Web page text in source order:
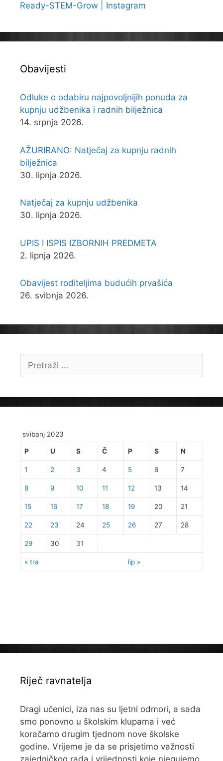
Ready-STEM-Grow | Instagram
Obavijesti
Odluke o odabiru najpovoljnijih ponuda za
kupnju udžbenika i radnih bilježnica
14. srpnja 2026.
AŽURIRANO: Natječaj za kupnju radnih
bilježnica
30. lipnja 2026.
Natječaj za kupnju udžbenika
30. lipnja 2026.
UPIS I ISPIS IZBORNIH PREDMETA
2. lipnja 2026.
Obavijest roditeljima budućih prvašića
26. svibnja 2026.
Pretraži:
svibanj 2023
P U S Č P S N
« tra lip »
1 2 3 4 5 6 7
8 9 10 11 12 13 14
15 16 17 18 19 20 21
22 23 24 25 26 27 28
29 30 31
Riječ ravnatelja
Dragi učenici, iza nas su ljetni odmori, a sada
smo ponovno u školskim klupama i već
koračamo drugim tjednom nove školske
godine. Vrijeme je da se prisjetimo važnosti